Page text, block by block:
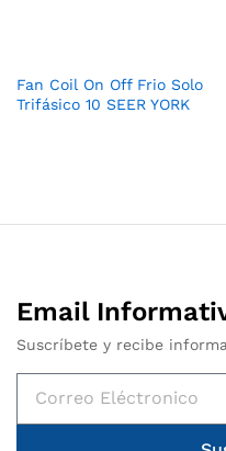
Fan Coil On Off Frio Solo
Trifásico 10 SEER YORK
Email
Suscríbete y recibe